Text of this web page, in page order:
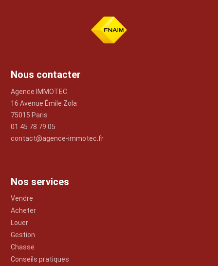
Nous contacter
Agence IMMOTEC
16 Avenue Émile Zola
75015 Paris
01 45 78 79 05
contact@agence-immotec.fr
Nos services
Vendre
Acheter
Louer
Gestion
Chasse
Conseils pratiques